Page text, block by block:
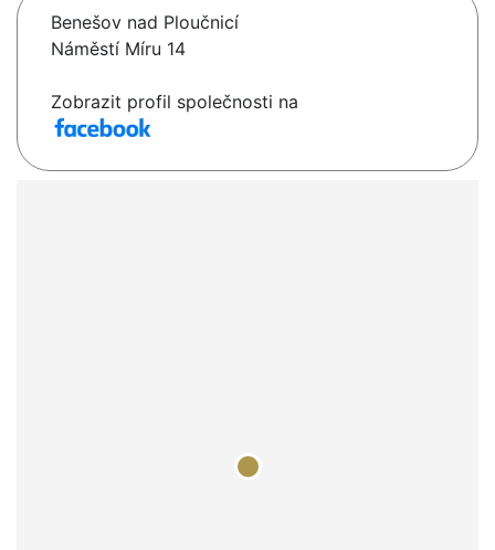
Benešov nad Ploučnicí
Náměstí Míru 14
Zobrazit profil společnosti na